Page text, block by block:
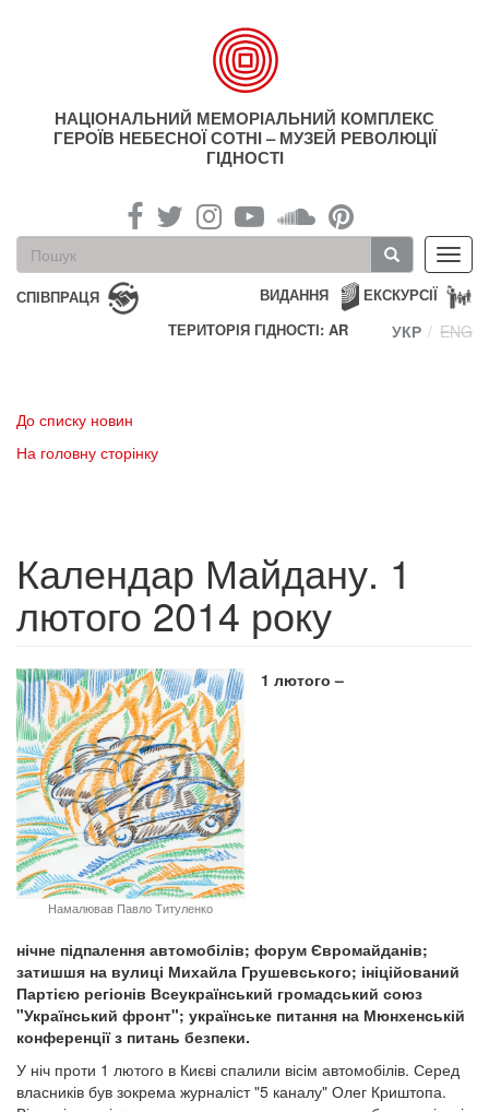
НАЦІОНАЛЬНИЙ МЕМОРІАЛЬНИЙ КОМПЛЕКС
ГЕРОЇВ НЕБЕСНОЇ СОТНІ – МУЗЕЙ РЕВОЛЮЦІЇ
ГІДНОСТІ
Пошукова
форма
Пошук
СПІВПРАЦЯ ЕКСКУРСІЇ
ВИДАННЯ
ТЕРИТОРІЯ ГІДНОСТІ: AR
УКР ENG
До списку новин
На головну сторінку
Календар Майдану. 1
лютого 2014 року
Намалював Павло Титуленко
1 лютого –
нічне підпалення автомобілів; форум Євромайданів;
затишшя на вулиці Михайла Грушевського; ініційований
Партією регіонів Всеукраїнський громадський союз
"Український фронт"; українське питання на Мюнхенській
конференції з питань безпеки.
У ніч проти 1 лютого в Києві спалили вісім автомобілів. Серед
власників був зокрема журналіст "5 каналу" Олег Криштопа.